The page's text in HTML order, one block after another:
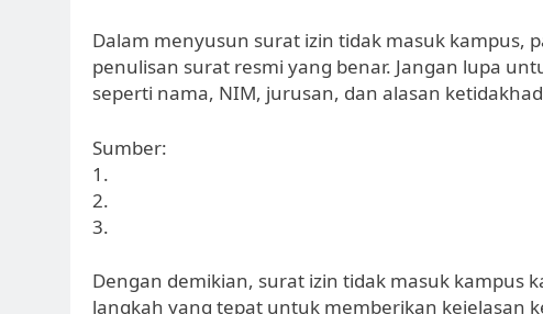
Dalam menyusun surat izin tidak masuk kampus,
penulisan surat resmi yang benar. Jangan lupa
seperti nama, NIM, jurusan, dan alasan
Sumber:
1.
2.
3.
Dengan demikian, surat izin tidak masuk kampus
langkah yang tepat untuk memberikan kejelasan